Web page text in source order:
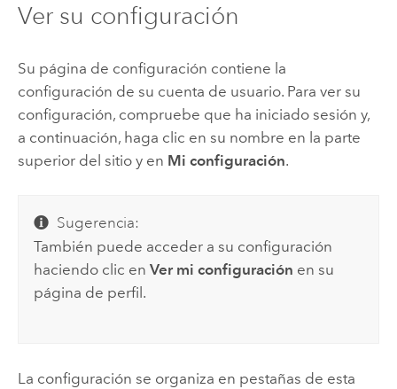
Ver su configuración
Su página de configuración contiene la
configuración de su cuenta de usuario. Para ver su
configuración, compruebe que ha iniciado sesión y,
a continuación, haga clic en su nombre en la parte
superior del sitio y en Mi configuración.
Sugerencia:
También puede acceder a su configuración
haciendo clic enVer mi configuración en su
página de perfil.
La configuración se organiza en pestañas de esta